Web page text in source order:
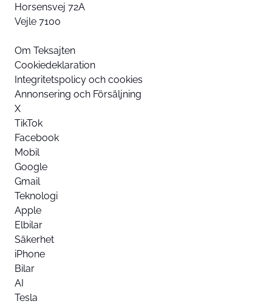
Horsensvej 72A
Vejle 7100
Om Teksajten
Cookiedeklaration
Integritetspolicy och cookies
Annonsering och Försäljning
X
TikTok
Facebook
Mobil
Google
Gmail
Teknologi
Apple
Elbilar
Säkerhet
iPhone
Bilar
AI
Tesla